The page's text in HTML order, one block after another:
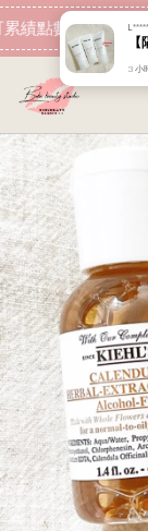
績點數 下筆消費即
3 小